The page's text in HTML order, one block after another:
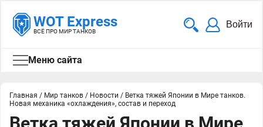
WOT Express
ВСЁ ПРО МИР ТАНКОВ
Войти
Меню сайта
Главная / Мир танков / Новости / Ветка тяжей Японии в Мире танков.
Новая механика «охлаждения», состав и переход